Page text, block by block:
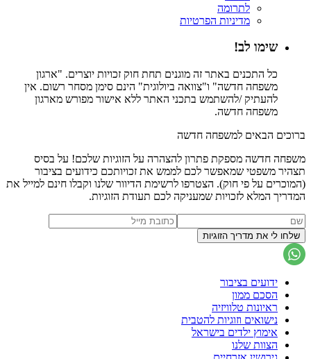
לתרומה
מדיניות הפרטיות
שימו לב!
כל התכנים באתר זה מוגנים תחת חוק זכויות יוצרים. "ארגון
משפחה חדשה" ו"צוואה ביולוגית" הינם סימן מסחר רשום. אין
להעתיק /להשתמש בתכני האתר ללא אישור מפורש מארגון
משפחה חדשה.
ברוכים הבאים למשפחה חדשה
משפחה חדשה מספקת פתרון להצהרה על הזוגיות שלכם! על בסיס
תצהיר משפטי שמאפשר לכם לממש את זכויותכם כידועים בציבור
(המוכרים על פי חוק). הצטרפו לרשימת הדיוור שלנו וקבלו חינם למייל את
המדריך המלא לזכויות שמעניקה לכם תעודת הזוגיות.
ידועים בציבור
הסכם ממון
ראיונות טלוויזיה
נישואים וזוגיות להטבית
אימוץ ילדים בישראל
הצוות שלנו